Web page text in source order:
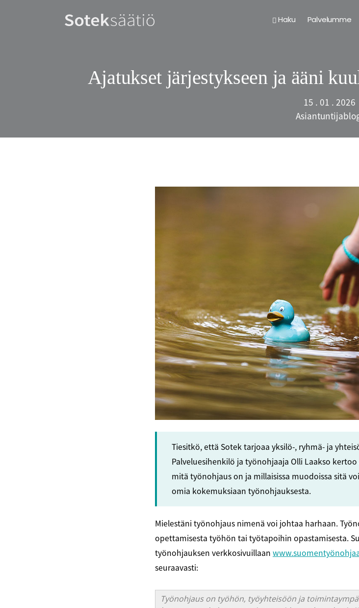
Haku Palvelumme
Ajatukset järjestykseen ja ääni
15 . 01 . 2026
Tiesitkö, että Sotek tarjoaa yksilö-, ryhmä- ja
Palveluesihenkilö ja työnohjaaja Olli Laakso
mitä työnohjaus on ja millaisissa muodoissa sitä
omia kokemuksiaan työnohjauksesta.
Mielestäni työnohjaus nimenä voi johtaa harhaan.
opettamisesta työhön tai työtapoihin opastamisesta.
työnohjauksen verkkosivuillaan
seuraavasti:
Työnohjaus on työhön, työyhteisöön ja